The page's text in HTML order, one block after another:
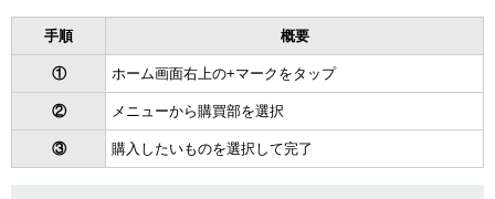
手順 概要
① ホーム画面右上の+マークをタップ
② メニューから購買部を選択
③ 購入したいものを選択して完了